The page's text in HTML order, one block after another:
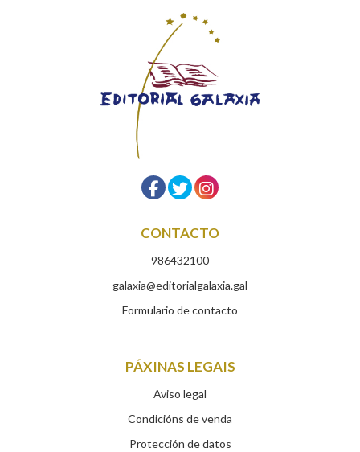
CONTACTO
986432100
galaxia@editorialgalaxia.gal
Formulario de contacto
PÁXINAS LEGAIS
Aviso legal
Condicións de venda
Protección de datos